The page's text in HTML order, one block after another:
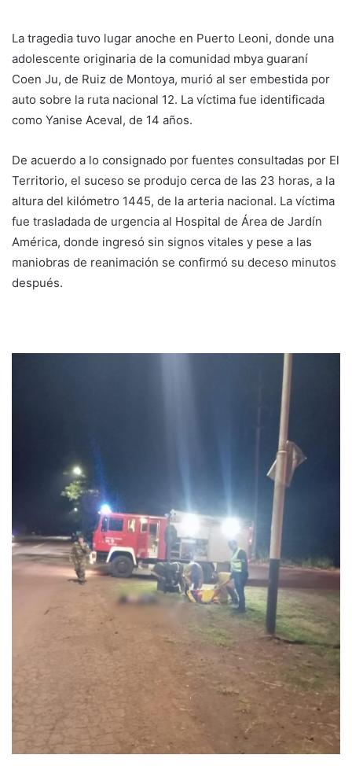
La tragedia tuvo lugar anoche en Puerto Leoni, donde una
adolescente originaria de la comunidad mbya guaraní
Coen Ju, de Ruiz de Montoya, murió al ser embestida por
auto sobre la ruta nacional 12. La víctima fue identificada
como Yanise Aceval, de 14 años.
De acuerdo a lo consignado por fuentes consultadas por El
Territorio, el suceso se produjo cerca de las 23 horas, a la
altura del kilómetro 1445, de la arteria nacional. La víctima
fue trasladada de urgencia al Hospital de Área de Jardín
América, donde ingresó sin signos vitales y pese a las
maniobras de reanimación se confirmó su deceso minutos
después.